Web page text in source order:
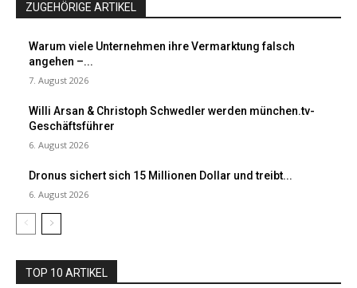
ZUGEHÖRIGE ARTIKEL
Warum viele Unternehmen ihre Vermarktung falsch
angehen –...
7. August 2026
Willi Arsan & Christoph Schwedler werden münchen.tv-
Geschäftsführer
6. August 2026
Dronus sichert sich 15 Millionen Dollar und treibt...
6. August 2026
TOP 10 ARTIKEL